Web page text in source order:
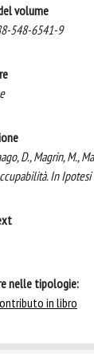
volume
548-6541-9
D., Magrin, M.,
In
nelle tipologie:
in libro